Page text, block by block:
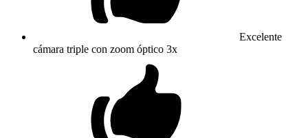
Excelente
cámara triple con zoom óptico 3x